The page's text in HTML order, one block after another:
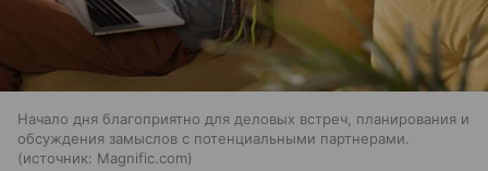
Начало дня благоприятно для деловых встреч, планирования и
обсуждения замыслов с потенциальными партнерами.
источник: Magnific.com